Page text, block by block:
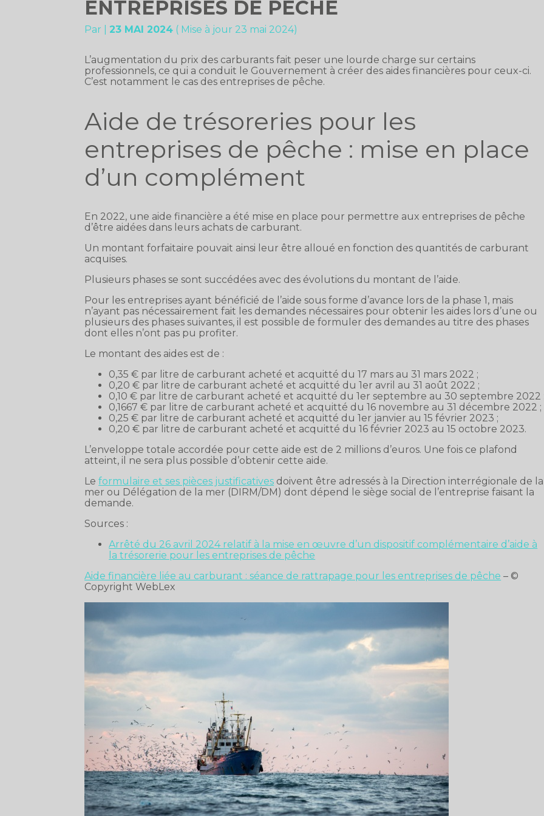
ENTREPRISES DE PÊCHE
Par 23 MAI 2024 ( Mise à jour 23 mai 2024)
L’augmentation du prix des carburants fait peser une lourde charge sur certains
professionnels, ce qui a conduit le Gouvernement à créer des aides financières pour ceux-ci.
C’est notamment le cas des entreprises de pêche.
Aide de trésoreries pour les
entreprises de pêche : mise en place
d’un complément
En 2022, une aide financière a été mise en place pour permettre aux entreprises de pêche
d’être aidées dans leurs achats de carburant.
Un montant forfaitaire pouvait ainsi leur être alloué en fonction des quantités de carburant
acquises.
Plusieurs phases se sont succédées avec des évolutions du montant de l’aide.
Pour les entreprises ayant bénéficié de l’aide sous forme d’avance lors de la phase 1, mais
n’ayant pas nécessairement fait les demandes nécessaires pour obtenir les aides lors d’une ou
plusieurs des phases suivantes, il est possible de formuler des demandes au titre des phases
dont elles n’ont pas pu profiter.
Le montant des aides est de :
0,35 € par litre de carburant acheté et acquitté du 17 mars au 31 mars 2022 ;
0,20 € par litre de carburant acheté et acquitté du 1er avril au 31 août 2022 ;
0,10 € par litre de carburant acheté et acquitté du 1er septembre au 30 septembre 2022
0,1667 € par litre de carburant acheté et acquitté du 16 novembre au 31 décembre 2022 ;
0,25 € par litre de carburant acheté et acquitté du 1er janvier au 15 février 2023 ;
0,20 € par litre de carburant acheté et acquitté du 16 février 2023 au 15 octobre 2023.
L’enveloppe totale accordée pour cette aide est de 2 millions d’euros. Une fois ce plafond
atteint, il ne sera plus possible d’obtenir cette aide.
Leformulaire et ses pièces justificatives doivent être adressés à la Direction interrégionale de la
mer ou Délégation de la mer (DIRM/DM) dont dépend le siège social de l’entreprise faisant la
demande.
Sources :
Arrêté du 26 avril 2024 relatif à la mise en œuvre d’un dispositif complémentaire d’aide à
la trésorerie pour les entreprises de pêche
Aide financière liée au carburant : séance de rattrapage pour les entreprises de pêche – ©
Copyright WebLex